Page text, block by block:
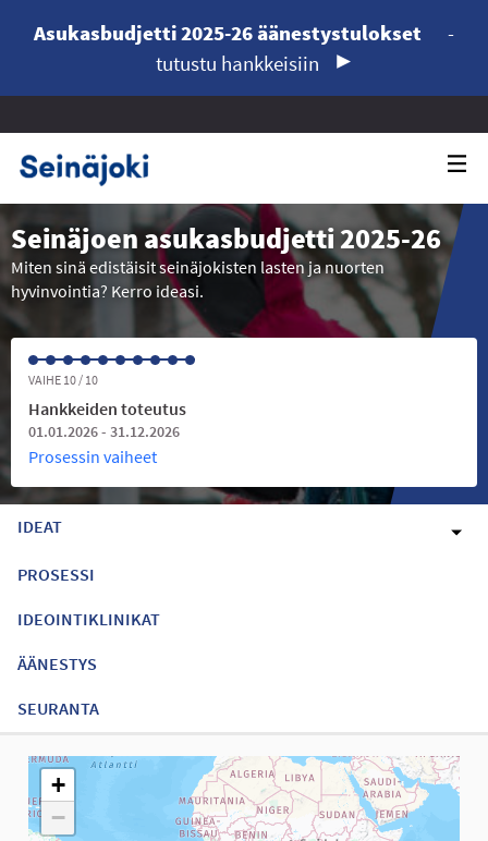
Asukasbudjetti 2025-26 äänestystulokset
-
tutustu hankkeisiin
Seinäjoen asukasbudjetti 2025-26
Miten sinä edistäisit seinäjokisten lasten ja nuorten
hyvinvointia? Kerro ideasi.
VAIHE 10 / 10
Hankkeiden toteutus
01.01.2026 - 31.12.2026
Prosessin vaiheet
IDEAT
PROSESSI
IDEOINTIKLINIKAT
ÄÄNESTYS
SEURANTA
Seuraavassa elementissä on kartta, joka esittää tämän sivun
+
−